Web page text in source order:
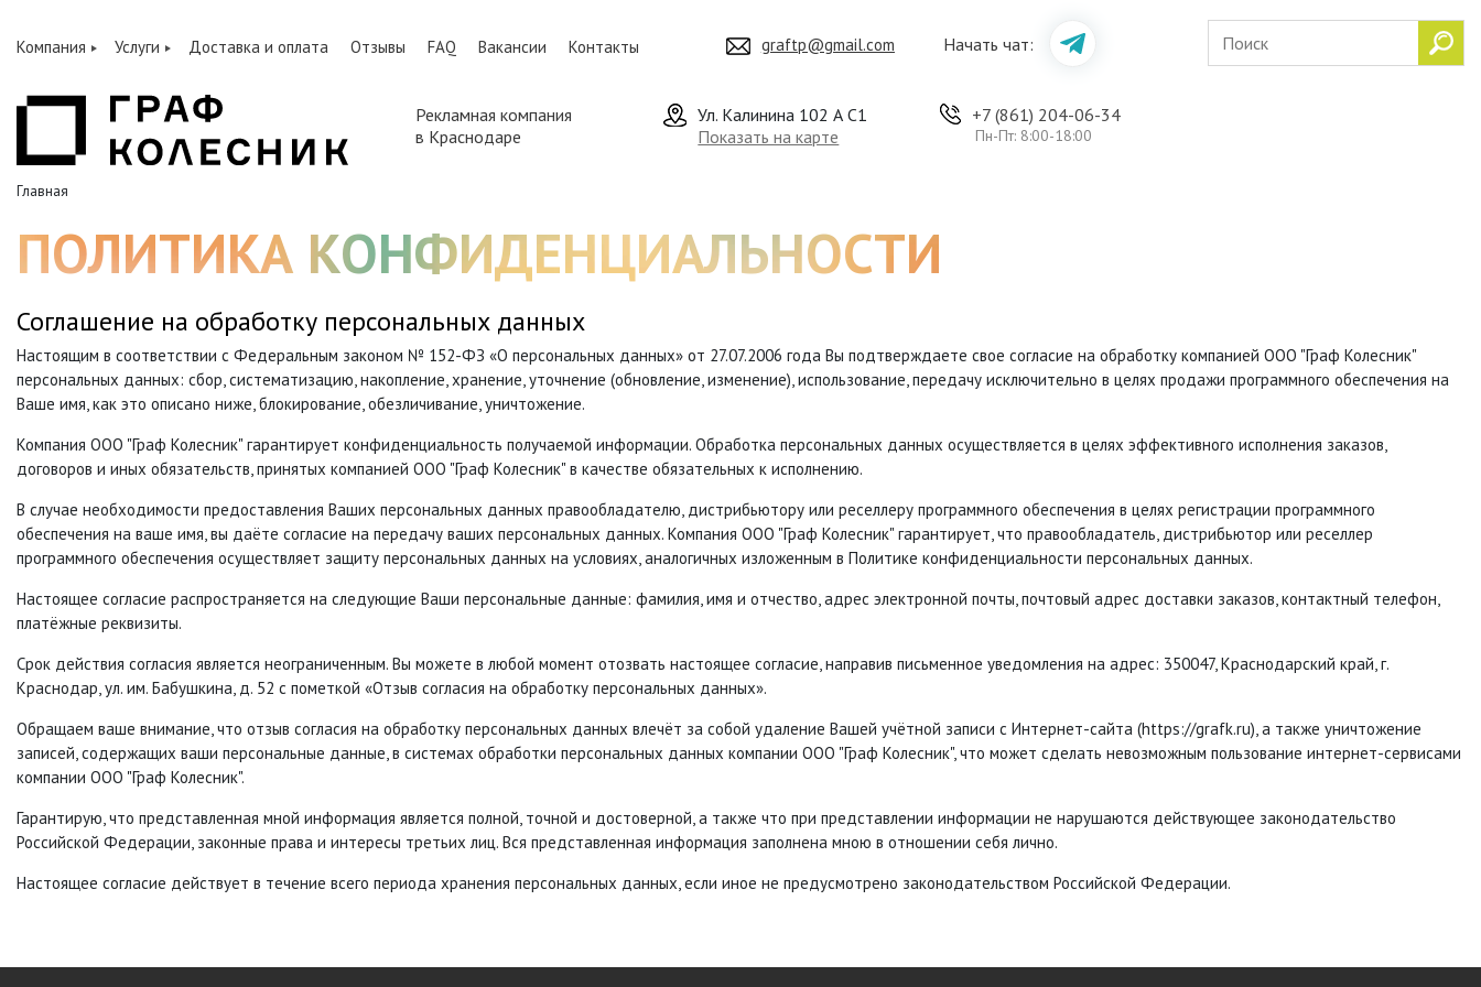
Компания Услуги Доставка и оплата Отзывы FAQ Вакансии Контакты graftp@gmail.com Начать чат:
Рекламная компания
в Краснодаре
Ул. Калинина 102 А С1
Показать на карте
+7 (861) 204-06-34
Пн-Пт: 8:00-18:00
Главная
ПОЛИТИКА КОНФИДЕНЦИАЛЬНОСТИ
Соглашение на обработку персональных данных
Настоящим в соответствии с Федеральным законом № 152-ФЗ «О персональных данных» от 27.07.2006 года Вы подтверждаете свое согласие на обработку компанией ООО "Граф Колесник"
персональных данных: сбор, систематизацию, накопление, хранение, уточнение (обновление, изменение), использование, передачу исключительно в целях продажи программного обеспечения на
Ваше имя, как это описано ниже, блокирование, обезличивание, уничтожение.
Компания ООО "Граф Колесник" гарантирует конфиденциальность получаемой информации. Обработка персональных данных осуществляется в целях эффективного исполнения заказов,
договоров и иных обязательств, принятых компанией ООО "Граф Колесник" в качестве обязательных к исполнению.
В случае необходимости предоставления Ваших персональных данных правообладателю, дистрибьютору или реселлеру программного обеспечения в целях регистрации программного
обеспечения на ваше имя, вы даёте согласие на передачу ваших персональных данных. Компания ООО "Граф Колесник" гарантирует, что правообладатель, дистрибьютор или реселлер
программного обеспечения осуществляет защиту персональных данных на условиях, аналогичных изложенным в Политике конфиденциальности персональных данных.
Настоящее согласие распространяется на следующие Ваши персональные данные: фамилия, имя и отчество, адрес электронной почты, почтовый адрес доставки заказов, контактный телефон,
платёжные реквизиты.
Срок действия согласия является неограниченным. Вы можете в любой момент отозвать настоящее согласие, направив письменное уведомления на адрес: 350047, Краснодарский край, г.
Краснодар, ул. им. Бабушкина, д. 52 с пометкой «Отзыв согласия на обработку персональных данных».
Обращаем ваше внимание, что отзыв согласия на обработку персональных данных влечёт за собой удаление Вашей учётной записи с Интернет-сайта (https://grafk.ru), а также уничтожение
записей, содержащих ваши персональные данные, в системах обработки персональных данных компании ООО "Граф Колесник", что может сделать невозможным пользование интернет-сервисами
компании ООО "Граф Колесник".
Гарантирую, что представленная мной информация является полной, точной и достоверной, а также что при представлении информации не нарушаются действующее законодательство
Российской Федерации, законные права и интересы третьих лиц. Вся представленная информация заполнена мною в отношении себя лично.
Настоящее согласие действует в течение всего периода хранения персональных данных, если иное не предусмотрено законодательством Российской Федерации.